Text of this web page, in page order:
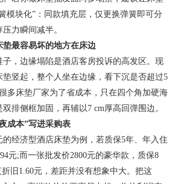
模块化”：同款填充层，仅更换弹簧即可分
力瞬间减半。
最容易坏的地方在床边
，边缘塌陷是酒店客房投诉的高发区。现
竖起，整个人坐在边缘，看下沉是否超过5
多床垫厂家为了省成本，只在四个角加硬海
排侧框加固，再辅以7 cm厚高回弹围边。
成本”写进采购表
经济型酒店床垫为例，若质保5年、年入住
元;而一张批发价2800元的豪华款，质保8
旧1.60元，差距并没有想象中大。把这